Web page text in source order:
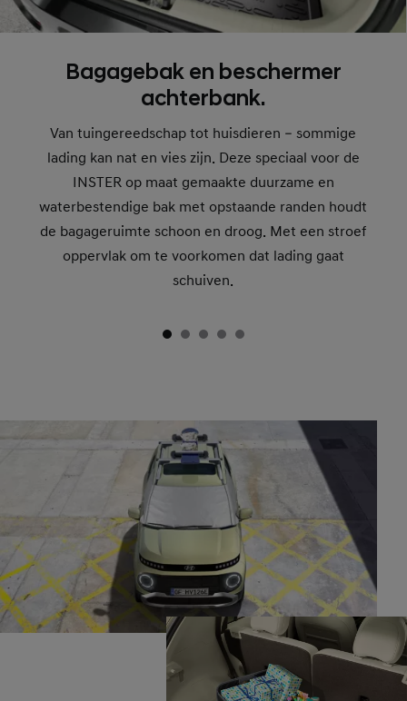
Bagagebak en beschermer
achterbank.
Van tuingereedschap tot huisdieren – sommige
lading kan nat en vies zijn. Deze speciaal voor de
INSTER op maat gemaakte duurzame en
waterbestendige bak met opstaande randen houdt
de bagageruimte schoon en droog. Met een stroef
oppervlak om te voorkomen dat lading gaat
schuiven.